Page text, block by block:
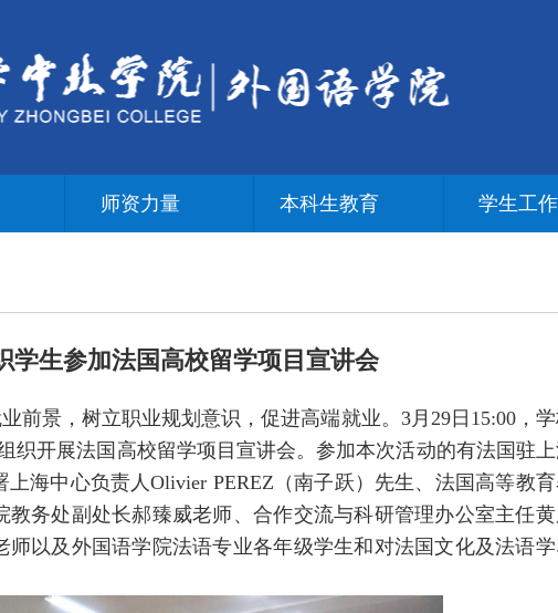
师资力量 本科生教育 学生工作
学生参加法国高校留学项目宣讲会
前景，树立职业规划意识，促进高端就业。3月29日15:00，
织开展法国高校留学项目宣讲会。参加本次活动的有法国驻
海中心负责人Olivier PEREZ（南子跃）先生、法国高等教
务处副处长郝臻威老师、合作交流与科研管理办公室主任
以及外国语学院法语专业各年级学生和对法国文化及法语